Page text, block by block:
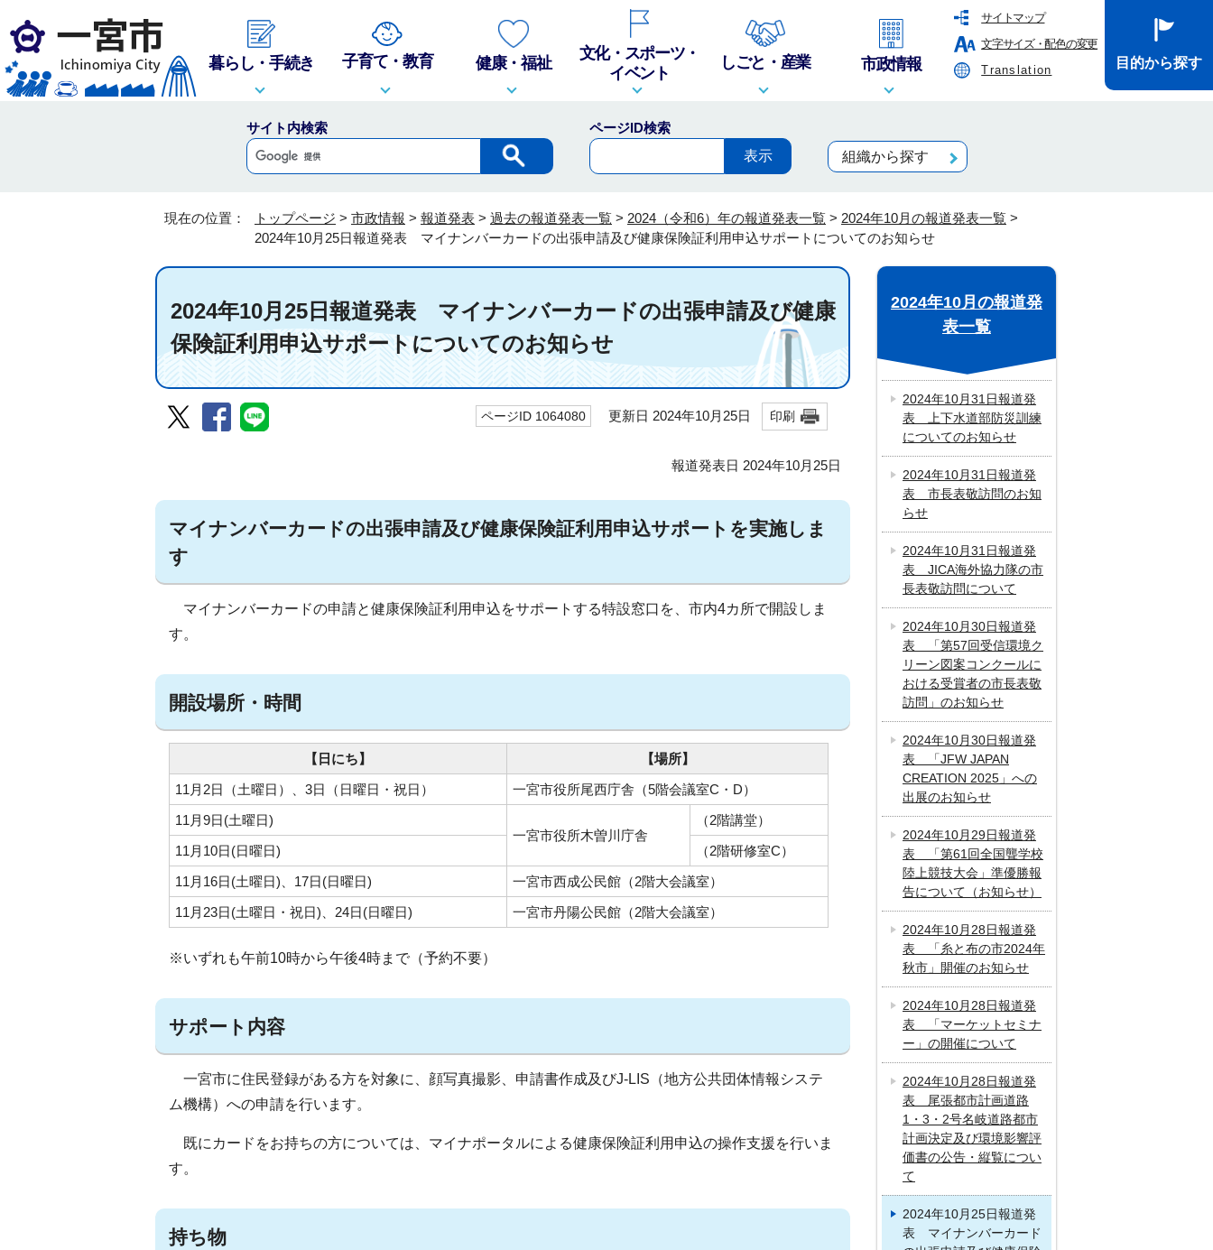
サイトマップ
文字サイズ・配色の変更
Translation
暮らし・手続き 子育て・教育 健康・福祉
文化・スポーツ・
イベント
しごと・産業 市政情報 目的から探す
サイト内検索
ページID検索
組織から探す
現在の位置： トップページ > 市政情報 > 報道発表 > 過去の報道発表一覧 > 2024（令和6）年の報道発表一覧 > 2024年10月の報道発表一覧 >
2024年10月25日報道発表 マイナンバーカードの出張申請及び健康保険証利用申込サポートについてのお知らせ
2024年10月25日報道発表 マイナンバーカードの出張申請及び健康
保険証利用申込サポートについてのお知らせ
ページID 1064080 更新日 2024年10月25日 印刷
報道発表日 2024年10月25日
マイナンバーカードの出張申請及び健康保険証利用申込サポートを実施しま
す
マイナンバーカードの申請と健康保険証利用申込をサポートする特設窓口を、市内4カ所で開設しま
す。
開設場所・時間
【日にち】
【場所】
11月2日（土曜日）、3日（日曜日・祝日）
一宮市役所尾西庁舎（5階会議室C・D）
11月9日(土曜日)
一宮市役所木曽川庁舎
（2階講堂）
11月10日(日曜日)
（2階研修室C）
11月16日(土曜日)、17日(日曜日)
一宮市西成公民館（2階大会議室）
11月23日(土曜日・祝日)、24日(日曜日)
一宮市丹陽公民館（2階大会議室）
※いずれも午前10時から午後4時まで（予約不要）
サポート内容
一宮市に住民登録がある方を対象に、顔写真撮影、申請書作成及びJ-LIS（地方公共団体情報システ
ム機構）への申請を行います。
既にカードをお持ちの方については、マイナポータルによる健康保険証利用申込の操作支援を行いま
す。
持ち物
2024年10月の報道発
表一覧
2024年10月31日報道発
表 上下水道部防災訓練
についてのお知らせ
2024年10月31日報道発
表 市長表敬訪問のお知
らせ
2024年10月31日報道発
表 JICA海外協力隊の市
長表敬訪問について
2024年10月30日報道発
表 「第57回受信環境ク
リーン図案コンクールに
おける受賞者の市長表敬
訪問」のお知らせ
2024年10月30日報道発
表 「JFW JAPAN
CREATION 2025」への
出展のお知らせ
2024年10月29日報道発
表 「第61回全国聾学校
陸上競技大会」準優勝報
告について（お知らせ）
2024年10月28日報道発
表 「糸と布の市2024年
秋市」開催のお知らせ
2024年10月28日報道発
表 「マーケットセミナ
ー」の開催について
2024年10月28日報道発
表 尾張都市計画道路
1・3・2号名岐道路都市
計画決定及び環境影響評
価書の公告・縦覧につい
て
2024年10月25日報道発
表 マイナンバーカード